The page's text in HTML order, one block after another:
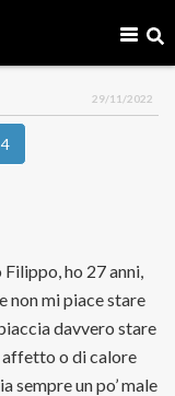
29/11/2022
4
ho 27 anni,
non mi piace stare
davvero stare
affetto o di calore
sempre un po’ male